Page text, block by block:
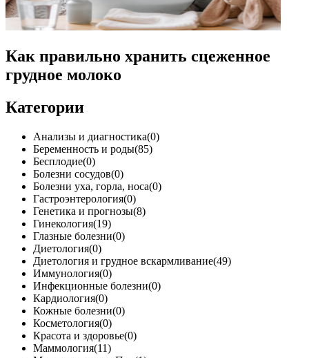
Как правильно хранить сцеженное
грудное молоко
Категории
Анализы и диагностика(0)
Беременность и роды(85)
Бесплодие(0)
Болезни сосудов(0)
Болезни уха, горла, носа(0)
Гастроэнтерология(0)
Генетика и прогнозы(8)
Гинекология(19)
Глазные болезни(0)
Диетология(0)
Диетология и грудное вскармливание(49)
Иммунология(0)
Инфекционные болезни(0)
Кардиология(0)
Кожные болезни(0)
Косметология(0)
Красота и здоровье(0)
Маммология(11)